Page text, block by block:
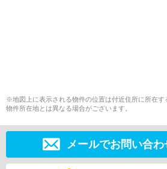
※地図上に表示される物件の位置は付近住所に所在
物件所在地とは異なる場合がございます。
メールでお問い合